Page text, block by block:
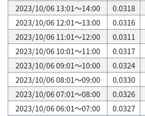
2023/10/06 13:01～14:00
0.0318
2023/10/06 12:01～13:00
0.0316
2023/10/06 11:01～12:00
0.0311
2023/10/06 10:01～11:00
0.0317
2023/10/06 09:01～10:00
0.0324
2023/10/06 08:01～09:00
0.0330
2023/10/06 07:01～08:00
0.0326
2023/10/06 06:01～07:00
0.0327